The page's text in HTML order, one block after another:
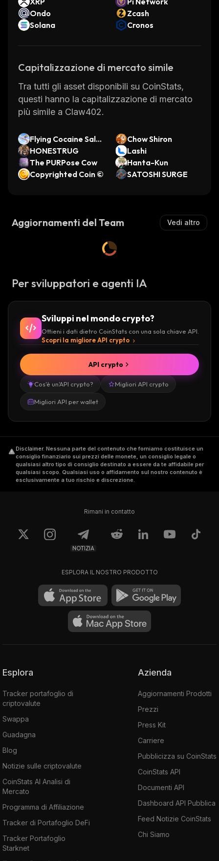
Ondo
Zcash
Solana
Cronos
Capitalizzazione di mercato simile
Tra tutti gli asset disponibili su CoinStats,
questi hanno la capitalizzazione di mercato
più simile a Claw402.
Flying Cocaine Salm
on
Chow Shiron
HONESTRUG
Lashi
The PURPose Cow
Hanta-Kun
Copyrighted Coin ©
SATOSHI SURGE
Aggiornamenti del Team Vedi altro
Per sviluppatori e agenti IA
Sviluppi nel mondo crypto?
Ottieni i dati dietro CoinStats con una sola chiave API.
Scopri la migliore API crypto
Cos'è un'API crypto? Migliori API crypto
Migliori API per wallet
API crypto
Disclaimer. Nessuna parte del contenuto che forniamo costituisce un
consiglio finanziario sui prezzi delle monete, un consiglio legale o
qualsiasi altro tipo di consiglio destinato a essere da te affidabile per
qualsiasi scopo. Qualsiasi uso o affidamento sul nostro contenuto è
esclusivamente a tuo rischio e discrezione.
Rimani in contatto
NOTIZIA
ESPLORA IL NOSTRO PRODOTTO
Esplora
Tracker portafoglio di
criptovalute
Swappa
Guadagna
Blog
Notizie sulle criptovalute
CoinStats AI Analisi di
Mercato
Programma di Affiliazione
Tracker di Portafoglio DeFi
Tracker Portafoglio
Starknet
Azienda
Aggiornamenti Prodotti
Prezzi
Press Kit
Carriere
Pubblicizza su CoinStats
CoinStats API
Documenti API
Dashboard API Pubblica
Feed Notizie CoinStats
Chi Siamo